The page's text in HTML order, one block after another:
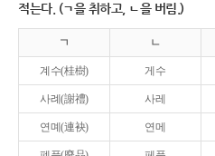
적는다. (ㄱ을 취하고, ㄴ을 버림.)
ㄱ ㄴ
계수(桂樹) 게수
사례(謝禮) 사레
연몌(連袂) 연메